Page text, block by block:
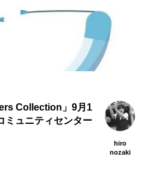
Collection」9月1
ミュニティセンター
hiro
nozaki